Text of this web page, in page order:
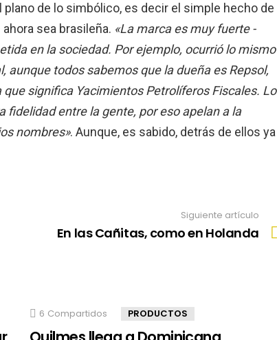
plano de lo simbólico, es decir el simple hecho de
sea brasileña. «La marca es muy fuerte -
en la sociedad. Por ejemplo, ocurrió lo mismo
aunque todos sabemos que la dueña es Repsol,
significa Yacimientos Petrolíferos Fiscales. Lo
fidelidad entre la gente, por eso apelan a la
nombres». Aunque, es sabido, detrás de ellos ya
Siguiente artículo
En las Cañitas, como en Holanda
6 Compartidos PRODUCTOS